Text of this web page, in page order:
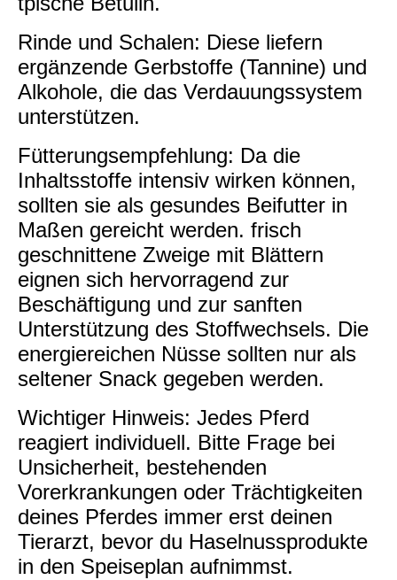
Rinde und Schalen: Diese liefern
ergänzende Gerbstoffe (Tannine) und
Alkohole, die das Verdauungssystem
unterstützen.
Fütterungsempfehlung: Da die
Inhaltsstoffe intensiv wirken können,
sollten sie als gesundes Beifutter in
Maßen gereicht werden. frisch
geschnittene Zweige mit Blättern
eignen sich hervorragend zur
Beschäftigung und zur sanften
Unterstützung des Stoffwechsels. Die
energiereichen Nüsse sollten nur als
seltener Snack gegeben werden.
Wichtiger Hinweis: Jedes Pferd
reagiert individuell. Bitte Frage bei
Unsicherheit, bestehenden
Vorerkrankungen oder Trächtigkeiten
deines Pferdes immer erst deinen
Tierarzt, bevor du Haselnussprodukte
in den Speiseplan aufnimmst.